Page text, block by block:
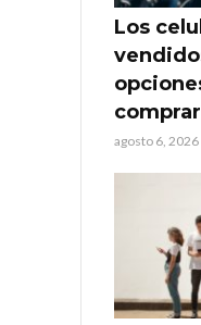
Los
agosto 6, 2026